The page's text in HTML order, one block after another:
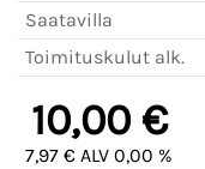
Saatavilla
Toimituskulut alk.
10,00 €
7,97 € ALV 0,00 %